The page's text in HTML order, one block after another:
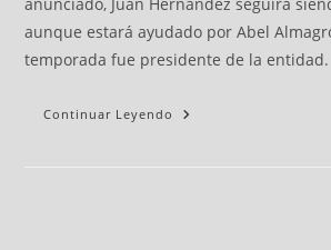
aunque estará ayudado por Abel
temporada fue presidente de la entidad.
Continuar Leyendo